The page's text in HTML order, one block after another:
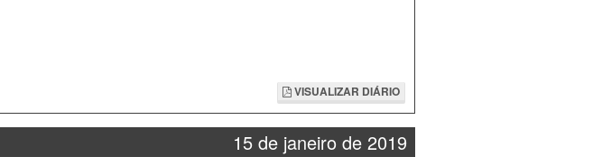
VISUALIZAR DIÁRIO
15 de janeiro de 2019